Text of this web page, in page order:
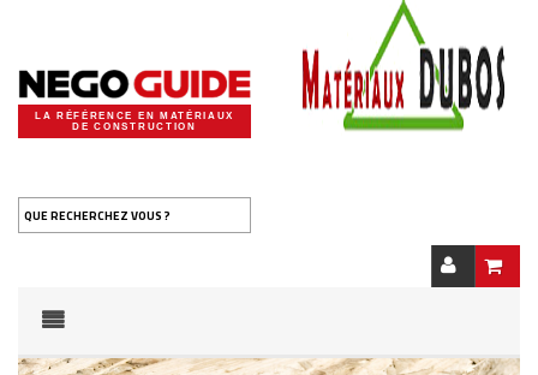
LA RÉFÉRENCE EN MATÉRIAUX
DE CONSTRUCTION
QUE RECHERCHEZ VOUS ?